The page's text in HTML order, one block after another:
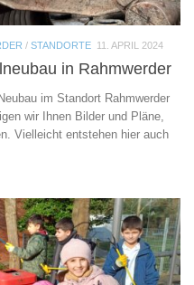
/ STANDORTE 11. APRIL 2024
in Rahmwerder
im Standort Rahmwerder
wir Ihnen Bilder und Pläne,
Vielleicht entstehen hier auch